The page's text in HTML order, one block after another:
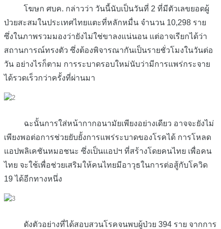
โฆษก ศบค. กล่าวว่า วันนี้นับเป็นวันที่ 2 ที่มีตัวเลขยอดผู้
ป่วยสะสมในประเทศไทยแตะที่หลักหมื่น จำนวน 10,298 ราย
ซึ่งในภาพรวมมองว่ายังไม่ใช่ขาลงแน่นอน แต่อาจเรียกได้ว่า
สถานการณ์ทรงตัว ซึ่งต้องพิจารณากันเป็นรายชั่วโมงในวันต่อ
วัน อย่างไรก็ตาม การระบาดรอบใหม่นับว่ามีการแพร่กระจาย
ได้รวดเร็วกว่าครั้งที่ผ่านมา
ฉะนั้นการใส่หน้ากากอนามัยเพียงอย่างเดียว อาจจะยังไม่
เพียงพอต่อการช่วยยับยั้งการแพร่ระบาดของโรคได้ การโหลด
แอปพลิเคชันหมอชนะ ซึ่งเป็นแอปฯ ที่สร้างโดยคนไทย เพื่อคน
ไทย จะใช้เพื่อช่วยเสริมให้คนไทยมีอาวุธในการต่อสู้กับโควิด
19 ได้อีกทางหนึ่ง
ดังตัวอย่างที่ได้สอบสวนโรคจนพบผู้ป่วย 394 ราย จากการ